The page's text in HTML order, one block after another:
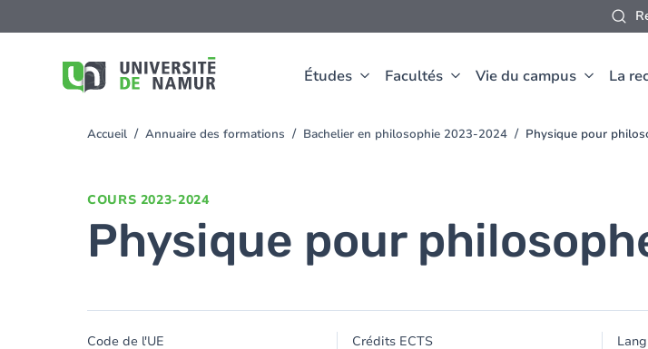
Études Facultés Vie du campus La
au
You
Accueil Annuaire des formations Bachelier en philosophie 2023-2024 Physique pour
COURS 2023-2024
Physique pour
Code de l'UE Crédits ECTS